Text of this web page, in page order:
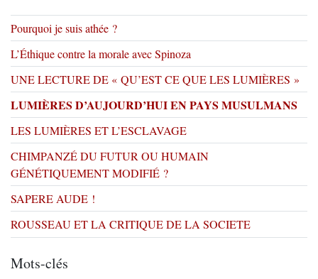
Pourquoi je suis athée ?
L’Éthique contre la morale avec Spinoza
UNE LECTURE DE « QU’EST CE QUE LES LUMIÈRES »
LUMIÈRES D’AUJOURD’HUI EN PAYS MUSULMANS
LES LUMIÈRES ET L’ESCLAVAGE
CHIMPANZÉ DU FUTUR OU HUMAIN
GÉNÉTIQUEMENT MODIFIÉ ?
SAPERE AUDE !
ROUSSEAU ET LA CRITIQUE DE LA SOCIETE
Mots-clés